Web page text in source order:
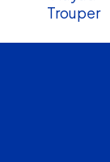
Trouper